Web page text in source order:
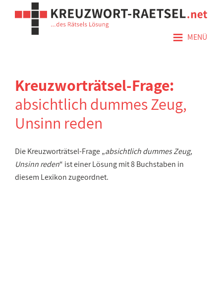
≡ MENÜ
Kreuzworträtsel-Frage:
absichtlich dummes Zeug,
Unsinn reden
Die Kreuzworträtsel-Frage „absichtlich dummes Zeug,
Unsinn reden“ ist einer Lösung mit 8 Buchstaben in
diesem Lexikon zugeordnet.